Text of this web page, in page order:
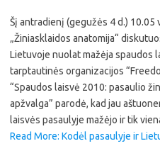
Šį antradienį (gegužės 4 d.) 10.05
„Žiniasklaidos anatomija“
Lietuvoje nuolat mažėja spaudos
tarptautinės organizacijos
“Spaudos laisvė 2010: pasaulio
apžvalga” parodė, kad jau
laisvės pasaulyje mažėjo ir tik
Read More: Kodėl pasaulyje ir